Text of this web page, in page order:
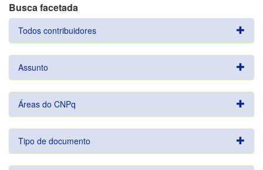
Busca facetada
Todos contribuidores
Assunto
Áreas do CNPq
Tipo de documento